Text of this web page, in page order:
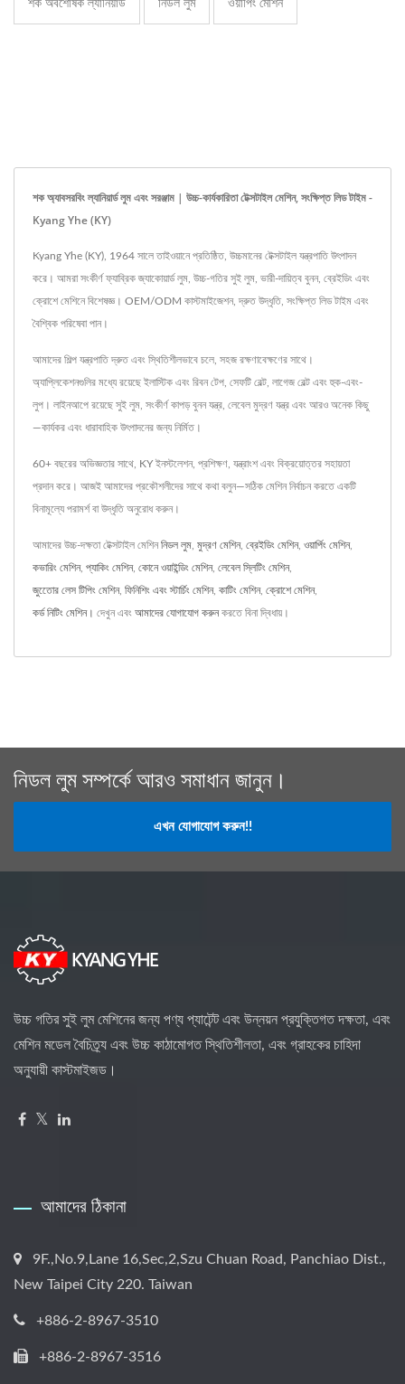
শক অবশোষক ল্যানিয়ার্ড নিডল লুম ওয়ার্পিং মেশিন
শক অ্যাবসরবিং ল্যানিয়ার্ড লুম এবং সরঞ্জাম | উচ্চ-কার্যকারিতা টেক্সটাইল মেশিন, সংক্ষিপ্ত লিড টাইম -
Kyang Yhe (KY)
Kyang Yhe (KY), 1964 সালে তাইওয়ানে প্রতিষ্ঠিত, উচ্চমানের টেক্সটাইল যন্ত্রপাতি উৎপাদন
করে। আমরা সংকীর্ণ ফ্যাব্রিক জ্যাকোয়ার্ড লুম, উচ্চ-গতির সুই লুম, ভারী-দায়িত্ব বুনন, ব্রেইডিং এবং
ক্রোশে মেশিনে বিশেষজ্ঞ। OEM/ODM কাস্টমাইজেশন, দ্রুত উদ্ধৃতি, সংক্ষিপ্ত লিড টাইম এবং
বৈশ্বিক পরিষেবা পান।
আমাদের শিল্প যন্ত্রপাতি দ্রুত এবং স্থিতিশীলভাবে চলে, সহজ রক্ষণাবেক্ষণের সাথে।
অ্যাপ্লিকেশনগুলির মধ্যে রয়েছে ইলাস্টিক এবং রিবন টেপ, সেফটি বেল্ট, লাগেজ বেল্ট এবং হুক-এবং-
লুপ। লাইনআপে রয়েছে সুই লুম, সংকীর্ণ কাপড় বুনন যন্ত্র, লেবেল মুদ্রণ যন্ত্র এবং আরও অনেক কিছু
—কার্যকর এবং ধারাবাহিক উৎপাদনের জন্য নির্মিত।
60+ বছরের অভিজ্ঞতার সাথে, KY ইনস্টলেশন, প্রশিক্ষণ, যন্ত্রাংশ এবং বিক্রয়োত্তর সহায়তা
প্রদান করে। আজই আমাদের প্রকৌশলীদের সাথে কথা বলুন—সঠিক মেশিন নির্বাচন করতে একটি
বিনামূল্যে পরামর্শ বা উদ্ধৃতি অনুরোধ করুন।
আমাদের উচ্চ-দক্ষতা টেক্সটাইল মেশিননিডল লুম মুদ্রণ মেশিন, ব্রেইডিং মেশিন, ওয়ার্পিং মেশিন,
কভারিং মেশিন, প্যাকিং মেশিন, কোনে ওয়াইন্ডিং মেশিন, লেবেল স্লিটিং মেশিন,
জুতোের লেস টিপিং মেশিন, ফিনিশিং এবং স্টার্চিং মেশিন, কাটিং মেশিন, ক্রোশে মেশিন,
কর্ড নিটিং মেশিন। দেখুন এবং আমাদের যোগাযোগ করুনকরতে বিনা দ্বিধায়।
নিডল লুম সম্পর্কে আরও সমাধান জানুন।
এখন যোগাযোগ করুন!!
উচ্চ গতির সুই লুম মেশিনের জন্য পণ্য প্যাটেন্ট এবং উন্নয়ন প্রযুক্তিগত দক্ষতা, এবং
মেশিন মডেল বৈচিত্র্য এবং উচ্চ কাঠামোগত স্থিতিশীলতা, এবং গ্রাহকের চাহিদা
অনুযায়ী কাস্টমাইজড।
আমাদের ঠিকানা
9F.,No.9,Lane 16,Sec,2,Szu Chuan Road, Panchiao Dist.,
New Taipei City 220. Taiwan
+886-2-8967-3510
+886-2-8967-3516